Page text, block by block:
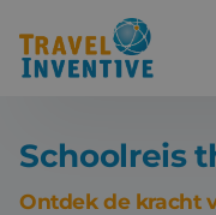
Bestemmingen
Schoolreis thema's
Schoolreis
Ontdek de kracht